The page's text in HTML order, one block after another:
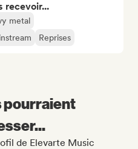
recevoir...
metal
Reprises
pourraient
de Elevarte Music